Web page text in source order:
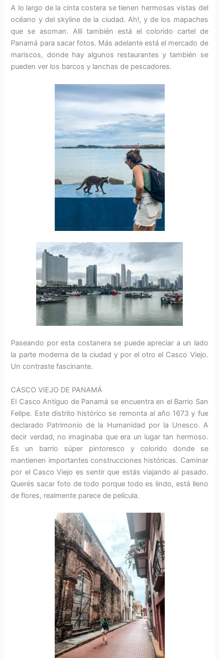
A lo largo de la cinta costera se tienen hermosas vistas del
océano y del skyline de la ciudad. Ah!, y de los mapaches
que se asoman. Allí también está el colorido cartel de
Panamá para sacar fotos. Más adelante está el mercado de
mariscos, donde hay algunos restaurantes y también se
pueden ver los barcos y lanchas de pescadores.
Paseando por esta costanera se puede apreciar a un lado
la parte moderna de la ciudad y por el otro el Casco Viejo.
Un contraste fascinante.
CASCO VIEJO DE PANAMÁ
El Casco Antiguo de Panamá se encuentra en el Barrio San
Felipe. Este distrito histórico se remonta al año 1673 y fue
declarado Patrimonio de la Humanidad por la Unesco. A
decir verdad, no imaginaba que era un lugar tan hermoso.
Es un barrio súper pintoresco y colorido donde se
mantienen importantes construcciones históricas. Caminar
por el Casco Viejo es sentir que estás viajando al pasado.
Querés sacar foto de todo porque todo es lindo, está lleno
de flores, realmente parece de película.